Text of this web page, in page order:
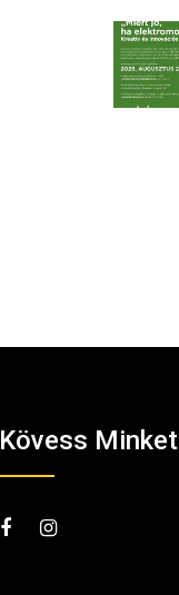
Kövess Minket